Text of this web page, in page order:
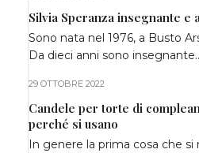
Silvia Speranza insegnante e
Sono nata nel 1976, a Busto
Da dieci anni sono
29 OTTOBRE 2022
Candele per torte di
perché si usano
In genere la prima cosa che